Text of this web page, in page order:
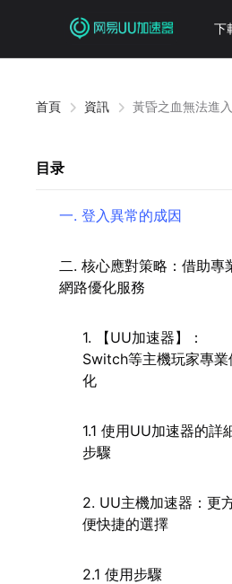
下
首頁 資訊 黃昏之血無法進
目录
一. 登入異常的成因
二. 核心應對策略：借助專
網路優化服務
1. 【UU加速器】：
Switch等主機玩家專業
化
1.1 使用UU加速器的詳
步驟
2. UU主機加速器：更
便快捷的選擇
2.1 使用步驟